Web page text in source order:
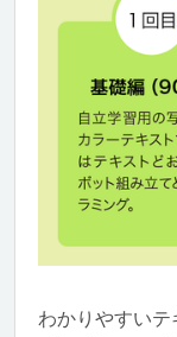
わかりやすいテ